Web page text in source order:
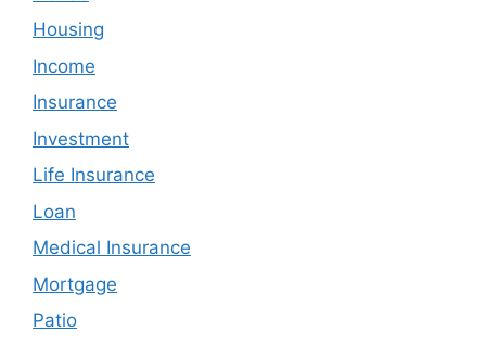
Housing
Income
Insurance
Investment
Life Insurance
Loan
Medical Insurance
Mortgage
Patio